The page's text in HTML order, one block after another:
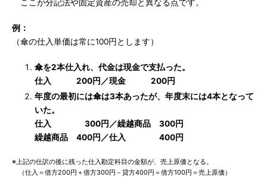
ここが分記法や固定資産の売却と異なる点です。
例：
（傘の仕入単価は常に100円とします）
傘を2本仕入れ、代金は現金で支払った。
仕入 200円／現金 200円
年度の最初には傘は3本あったが、年度末には4本となって
いた。
仕入 300円／繰越商品 300円
繰越商品 400円／仕入 400円
※上記の仕訳の後に残った仕入勘定科目の金額が、売上原価となる。
（仕入＝借方200円＋借方300円－貸方400円＝借方100円＝売上原価）